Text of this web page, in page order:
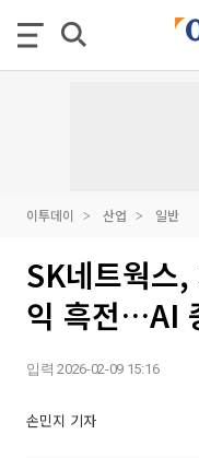
이투데이 산업 일반
SK네트웍스
익 흑전…AI
입력 2026-02-09 15:16
손민지 기자